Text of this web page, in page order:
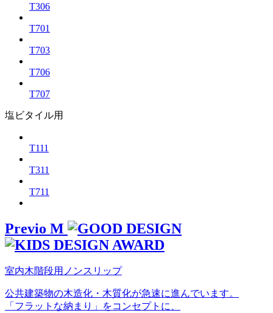
T306
T701
T703
T706
T707
塩ビタイル用
T111
T311
T711
Previo M
室内木階段用ノンスリップ
公共建築物の木造化・木質化が急速に進んでいます。
「フラットな納まり」をコンセプトに、